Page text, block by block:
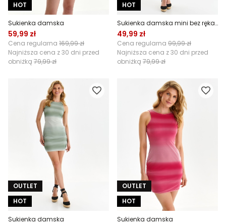
HOT
Sukienka damska
59,99 zł
Cena regularna 169,99 zł
Najniższa cena z 30 dni przed
obniżką 79,99 zł
HOT
Sukienka damska mini bez rękawów
49,99 zł
Cena regularna 99,99 zł
Najniższa cena z 30 dni przed
obniżką 79,99 zł
OUTLET
HOT
Sukienka damska
OUTLET
HOT
Sukienka damska